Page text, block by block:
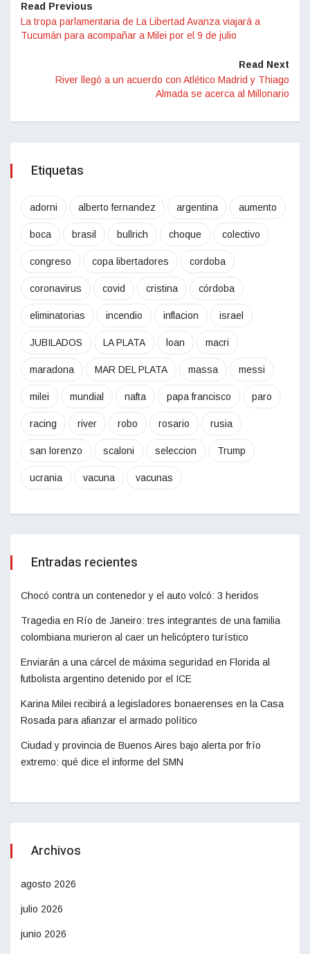
Read Previous
La tropa parlamentaria de La Libertad Avanza viajará a
Tucumán para acompañar a Milei por el 9 de julio
Read Next
River llegó a un acuerdo con Atlético Madrid y Thiago
Almada se acerca al Millonario
Etiquetas
adorni alberto fernandez argentina aumento
boca brasil bullrich choque colectivo
congreso copa libertadores cordoba
coronavirus covid cristina córdoba
eliminatorias incendio inflacion israel
JUBILADOS LA PLATA loan macri
maradona MAR DEL PLATA massa messi
milei mundial nafta papa francisco paro
racing river robo rosario rusia
san lorenzo scaloni seleccion Trump
ucrania vacuna vacunas
Entradas recientes
Chocó contra un contenedor y el auto volcó: 3 heridos
Tragedia en Río de Janeiro: tres integrantes de una familia
colombiana murieron al caer un helicóptero turístico
Enviarán a una cárcel de máxima seguridad en Florida al
futbolista argentino detenido por el ICE
Karina Milei recibirá a legisladores bonaerenses en la Casa
Rosada para afianzar el armado político
Ciudad y provincia de Buenos Aires bajo alerta por frío
extremo: qué dice el informe del SMN
Archivos
agosto 2026
julio 2026
junio 2026